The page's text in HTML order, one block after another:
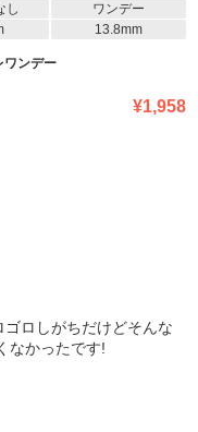
し
ワンデー
13.8mm
ワンデー
¥1,958
ロしがちだけどそんな
なかったです!